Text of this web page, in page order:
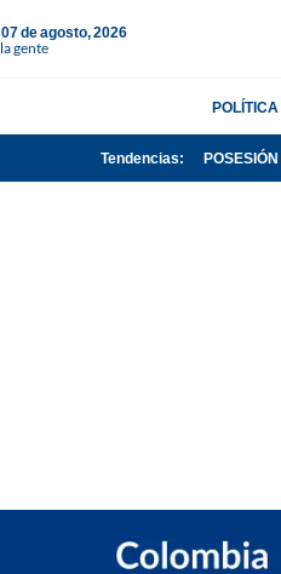
07 de agosto, 2026
gente
POLÍTICA
Tendencias: